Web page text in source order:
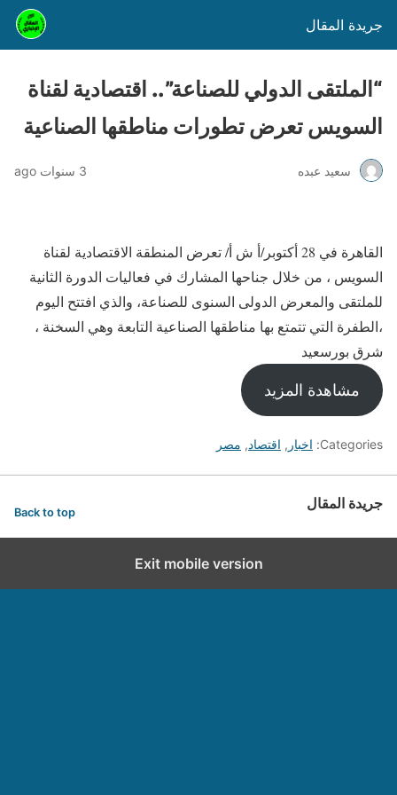
جريدة المقال
“الملتقى الدولي للصناعة”.. اقتصادية لقناة
السويس تعرض تطورات مناطقها الصناعية
سعيد عبده 3 سنوات ago
القاهرة في 28 أكتوبر/أ ش أ/ تعرض المنطقة الاقتصادية لقناة
السويس ، من خلال جناحها المشارك في فعاليات الدورة الثانية
للملتقى والمعرض الدولى السنوى للصناعة، والذي افتتح اليوم
،الطفرة التي تتمتع بها مناطقها الصناعية التابعة وهي السخنة ،
شرق بورسعيد
مشاهدة المزيد
Categories: اخبار , اقتصاد, مصر
جريدة المقال Back to top
Exit mobile version